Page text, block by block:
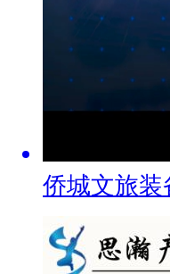
侨城文旅